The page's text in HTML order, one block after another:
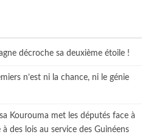
décroche sa deuxième étoile !
n’est ni la chance, ni le génie
Kourouma met les députés face à
des lois au service des Guinéens